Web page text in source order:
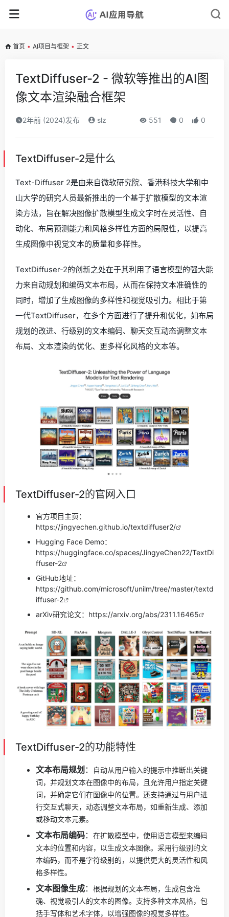
首页 • AI项目与框架 • 正文
TextDiffuser-2 - 微软等推出的AI图
像文本渲染融合框架
2年前 (2024)发布 slz 551 0 0
TextDiffuser-2是什么
Text-Diffuser 2是由来自微软研究院、香港科技大学和中
山大学的研究人员最新推出的一个基于扩散模型的文本渲
染方法，旨在解决图像扩散模型生成文字时在灵活性、自
动化、布局预测能力和风格多样性方面的局限性，以提高
生成图像中视觉文本的质量和多样性。
TextDiffuser-2的创新之处在于其利用了语言模型的强大能
力来自动规划和编码文本布局，从而在保持文本准确性的
同时，增加了生成图像的多样性和视觉吸引力。相比于第
一代TextDiffuser，在多个方面进行了提升和优化，如布局
规划的改进、行级别的文本编码、聊天交互动态调整文本
布局、文本渲染的优化、更多样化风格的文本等。
TextDiffuser-2的官网入口
官方项目主页：
https://jingyechen.github.io/textdiffuser2/
Hugging Face Demo：
https://huggingface.co/spaces/JingyeChen22/TextDi
ffuser-2
GitHub地址：
https://github.com/microsoft/unilm/tree/master/textd
iffuser-2
arXiv研究论文： https://arxiv.org/abs/2311.16465
TextDiffuser-2的功能特性
文本布局规划 ：
自动从用户输入的提示中推断出关键
词，并规划文本在图像中的布局，且允许用户指定关键
词，并确定它们在图像中的位置。还支持通过与用户进
行交互式聊天，动态调整文本布局，如重新生成、添加
或移动文本元素。
文本布局编码： 在扩散模型中，使用语言模型来编码
文本的位置和内容，以生成文本图像。 采用行级别的文
本编码，而不是字符级别的，以提供更大的灵活性和风
格多样性。
文本图像生成： 根据规划的文本布局，生成包含准
确、视觉吸引人的文本的图像。 支持多种文本风格，包
括手写体和艺术字体，以增强图像的视觉多样性。